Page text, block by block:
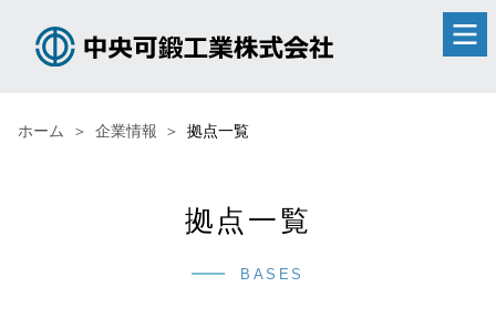
ホーム 企業情報 拠点一覧
拠点一覧
BASES